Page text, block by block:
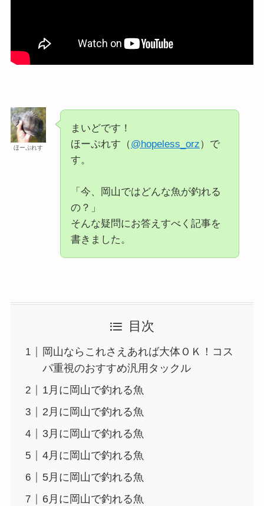
ほーぷれす
まいどです！
ほーぷれす（@hopeless_orz）で
す。
「今、岡山ではどんな魚が釣れる
の？」
そんな疑問にお答えすべく記事を
書きました。
目次
岡山ならこれさえあれば大体ＯＫ！コス
パ重視のおすすめ汎用タックル
1月に岡山で釣れる魚
2月に岡山で釣れる魚
3月に岡山で釣れる魚
4月に岡山で釣れる魚
5月に岡山で釣れる魚
6月に岡山で釣れる魚